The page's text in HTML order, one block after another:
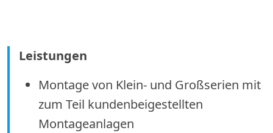
Leistungen
Montage von Klein- und Großserien mit
zum Teil kundenbeigestellten
Montageanlagen